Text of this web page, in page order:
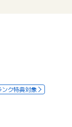
ンク特典対象